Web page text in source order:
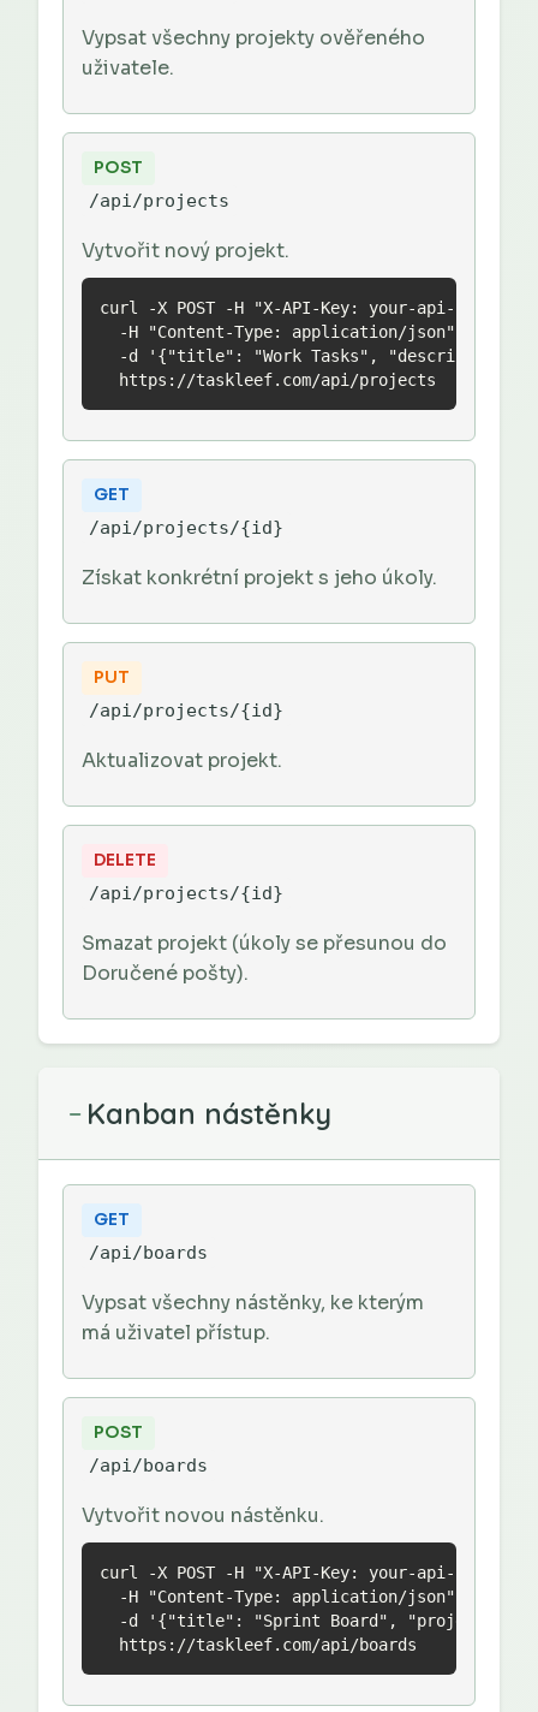
Vypsat všechny projekty ověřeného
uživatele.
POST
/api/projects
Vytvořit nový projekt.
curl -X POST -H "X-API-Key: your-api-key" \
  -H "Content-Type: application/json" \
-d '{"title": "Work Tasks", "description":
  https://taskleef.com/api/projects
GET
/api/projects/{id}
Získat konkrétní projekt s jeho úkoly.
PUT
/api/projects/{id}
Aktualizovat projekt.
DELETE
/api/projects/{id}
Smazat projekt (úkoly se přesunou do
Doručené pošty).
− Kanban nástěnky
GET
/api/boards
Vypsat všechny nástěnky, ke kterým
má uživatel přístup.
POST
/api/boards
Vytvořit novou nástěnku.
curl -X POST -H "X-API-Key: your-api-key" \
  -H "Content-Type: application/json" \
-d '{"title": "Sprint Board", "projectId":
  https://taskleef.com/api/boards